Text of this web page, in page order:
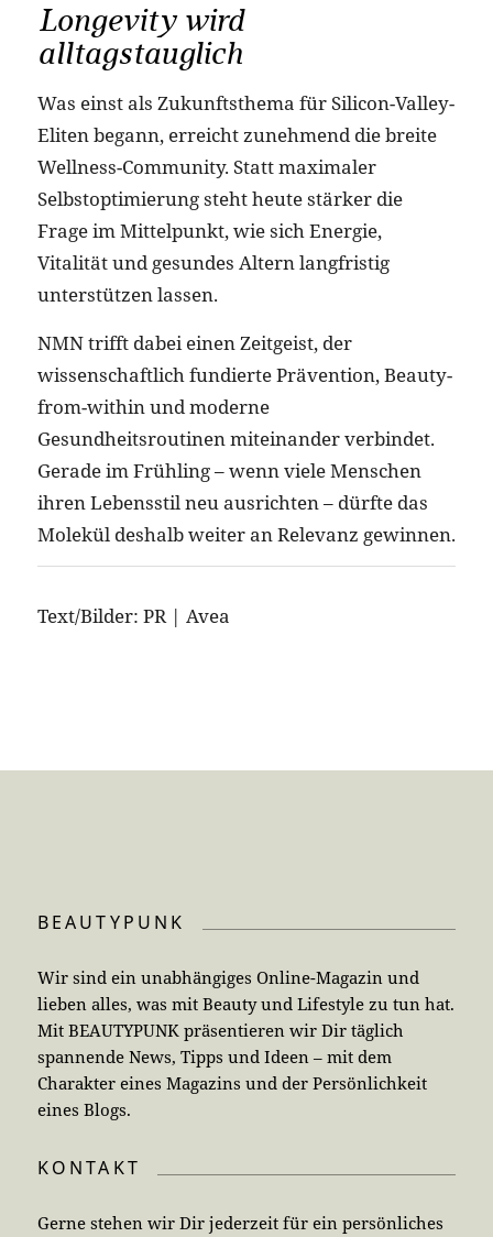
Longevity wird
alltagstauglich
Was einst als Zukunftsthema für Silicon-Valley-
Eliten begann, erreicht zunehmend die breite
Wellness-Community. Statt maximaler
Selbstoptimierung steht heute stärker die
Frage im Mittelpunkt, wie sich Energie,
Vitalität und gesundes Altern langfristig
unterstützen lassen.
NMN trifft dabei einen Zeitgeist, der
wissenschaftlich fundierte Prävention, Beauty-
from-within und moderne
Gesundheitsroutinen miteinander verbindet.
Gerade im Frühling – wenn viele Menschen
ihren Lebensstil neu ausrichten – dürfte das
Molekül deshalb weiter an Relevanz gewinnen.
Text/Bilder: PR | Avea
BEAUTYPUNK
Wir sind ein unabhängiges Online-Magazin und
lieben alles, was mit Beauty und Lifestyle zu tun hat.
Mit BEAUTYPUNK präsentieren wir Dir täglich
spannende News, Tipps und Ideen – mit dem
Charakter eines Magazins und der Persönlichkeit
eines Blogs.
KONTAKT
Gerne stehen wir Dir jederzeit für ein persönliches